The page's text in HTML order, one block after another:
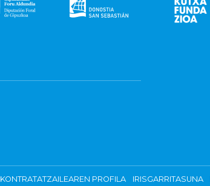
KONTRATATZAILEAREN PROFILA IRISGARRITASUNA